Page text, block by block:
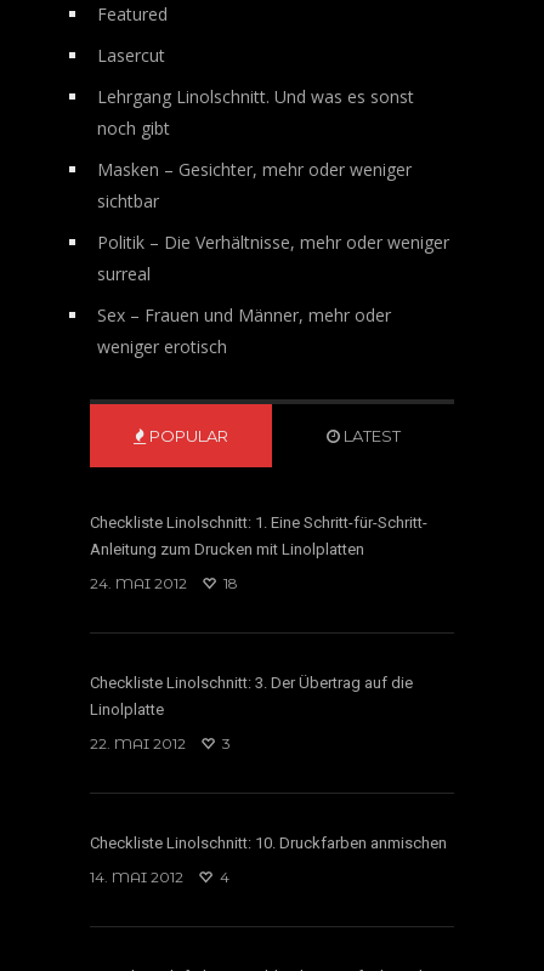
Featured
Lasercut
Lehrgang Linolschnitt. Und was es sonst
noch gibt
Masken – Gesichter, mehr oder weniger
sichtbar
Politik – Die Verhältnisse, mehr oder weniger
surreal
Sex – Frauen und Männer, mehr oder
weniger erotisch
POPULAR LATEST
Checkliste Linolschnitt: 1. Eine Schritt-für-Schritt-
Anleitung zum Drucken mit Linolplatten
24. MAI 2012
18
Checkliste Linolschnitt: 3. Der Übertrag auf die
Linolplatte
22. MAI 2012
3
Checkliste Linolschnitt: 10. Druckfarben anmischen
14. MAI 2012
4